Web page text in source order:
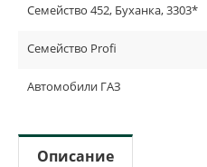
Семейство 452, Буханка, 3303*
Семейство Profi
Автомобили ГАЗ
Описание